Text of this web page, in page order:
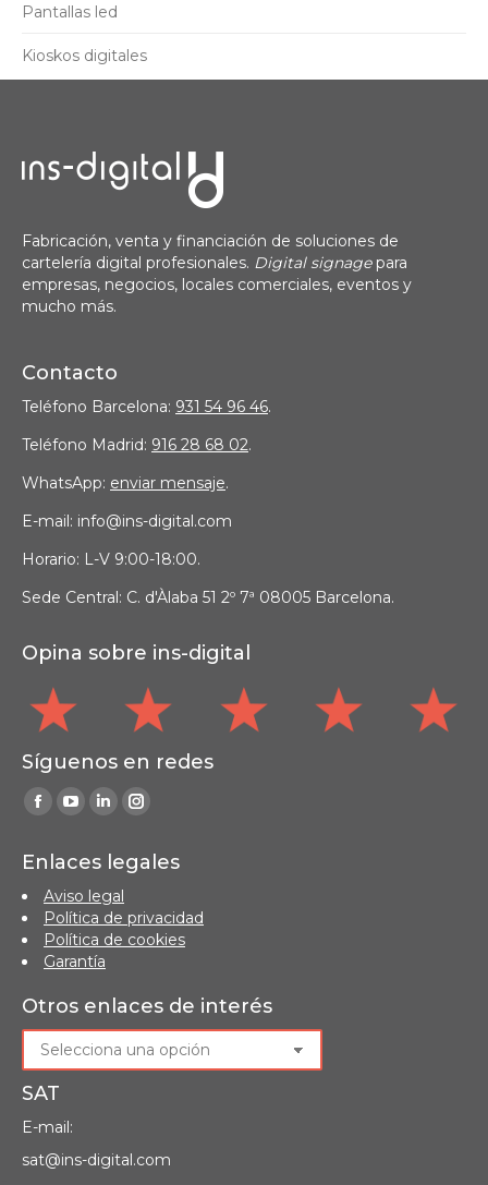
Pantallas led
Kioskos digitales
Fabricación, venta y financiación de soluciones de
cartelería digital profesionales. Digital signage para
empresas, negocios, locales comerciales, eventos y
mucho más.
Contacto
Teléfono Barcelona: 931 54 96 46.
Teléfono Madrid: 916 28 68 02.
WhatsApp: enviar mensaje.
E-mail: info@ins-digital.com
Horario: L-V 9:00-18:00.
Sede Central: C. d'Àlaba 51 2º 7ª 08005 Barcelona.
Opina sobre ins-digital
Síguenos en redes
Find us on:
Facebook
opens
in
new
window
YouTube
opens
in
new
window
Linkedin
opens
in
new
window
Instagram
opens
new
Enlaces legales
Aviso legal
Política de privacidad
Política de cookies
Garantía
Otros enlaces de interés
SAT
E-mail:
sat@ins-digital.com